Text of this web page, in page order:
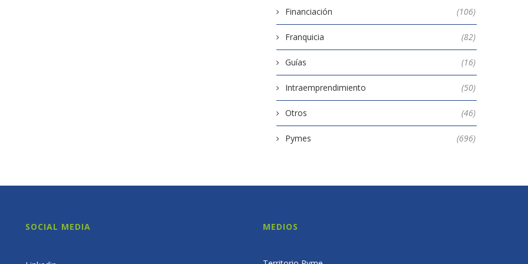
Financiación (106)
Franquicia (82)
Guías (16)
Intraemprendimiento (50)
Otros (46)
Pymes (696)
SOCIAL MEDIA MEDIOS